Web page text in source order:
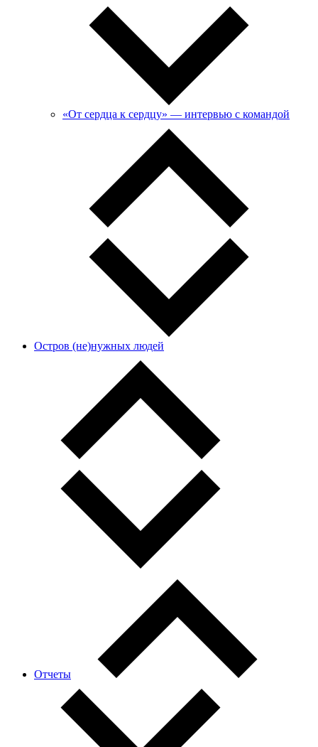
«От сердца к сердцу» — интервью с командой
Остров (не)нужных людей
Отчеты